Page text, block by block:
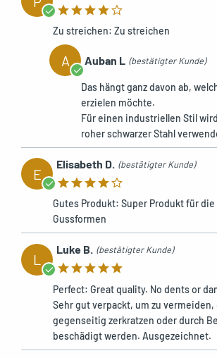
Zu streichen: Zu streichen
A Auban L (bestätigter Kunde)
Das hängt ganz davon ab,
erzielen möchte.
Für einen industriellen Stil
roher schwarzer Stahl
E
Elisabeth D. (bestätigter Kunde)
Gutes Produkt: Super Produkt für
Gussformen
L
Luke B. (bestätigter Kunde)
Perfect: Great quality. No dents or
Sehr gut verpackt, um zu vermeiden,
gegenseitig zerkratzen oder durch
beschädigt werden. Ausgezeichnet.